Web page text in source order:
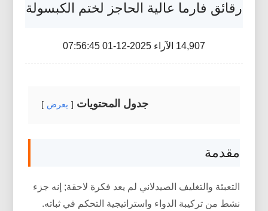
رقائق فارما عالية الحاجز لختم الكبسولة
14,907 الآراء 2025-12-01 07:56:45
جدول المحتويات يعرض
مقدمة
التعبئة والتغليف الصيدلاني لم يعد فكرة لاحقة; إنه جزء
نشط من تركيبة الدواء واستراتيجية التحكم في ثباته.